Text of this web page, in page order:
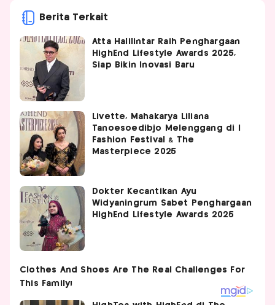
Berita Terkait
Atta Halilintar Raih Penghargaan
HighEnd Lifestyle Awards 2025,
Siap Bikin Inovasi Baru
Livette, Mahakarya Liliana
Tanoesoedibjo Melenggang di I
Fashion Festival & The
Masterpiece 2025
Dokter Kecantikan Ayu
Widyaningrum Sabet Penghargaan
HighEnd Lifestyle Awards 2025